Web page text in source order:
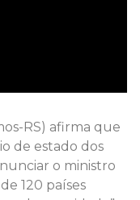
RS) afirma que
de estado dos
o ministro
120 países